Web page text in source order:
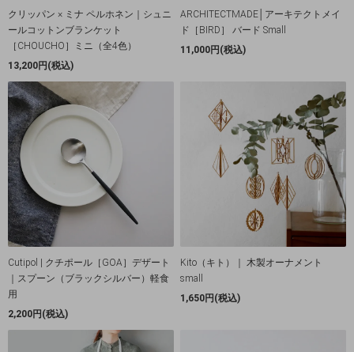
クリッパン × ミナ ペルホネン｜シュニ
ールコットンブランケット
［CHOUCHO］ミニ（全4色）
13,200円(税込)
ARCHITECTMADE│アーキテクトメイ
ド［BIRD］ バード Small
11,000円(税込)
Cutipol | クチポール［GOA］デザート
｜スプーン（ブラックシルバー）軽食
用
2,200円(税込)
Kito（キト）｜ 木製オーナメント
small
1,650円(税込)